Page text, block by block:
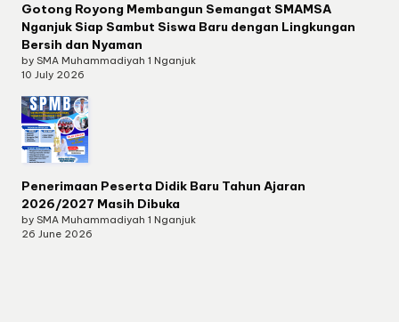
Gotong Royong Membangun Semangat SMAMSA
Nganjuk Siap Sambut Siswa Baru dengan Lingkungan
Bersih dan Nyaman
by SMA Muhammadiyah 1 Nganjuk
10 July 2026
Penerimaan Peserta Didik Baru Tahun Ajaran
2026/2027 Masih Dibuka
by SMA Muhammadiyah 1 Nganjuk
26 June 2026